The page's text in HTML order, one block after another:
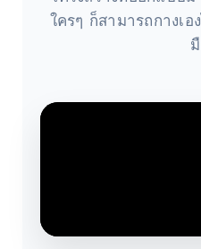
ใครๆ ก็สามารถกางเอ